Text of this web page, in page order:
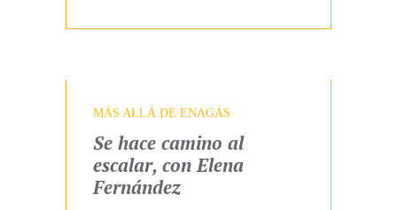
MÁS ALLÁ DE ENAGÁS
Se hace camino al
escalar, con Elena
Fernández